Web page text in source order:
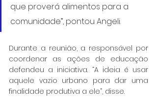
que proverá alimentos para a
comunidade”, pontou Angeli.
Durante a reunião, a responsável por
coordenar as ações de educação
defendeu a iniciativa. “A ideia é usar
aquele vazio urbano para dar uma
finalidade produtiva a ele”, disse.